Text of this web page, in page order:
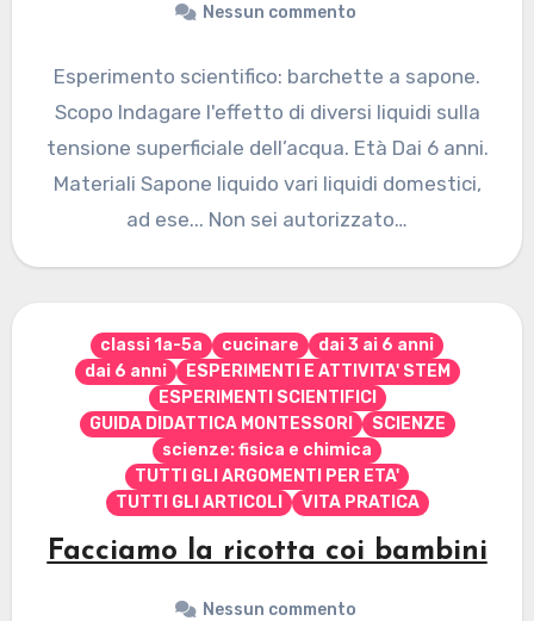
Nessun commento
Esperimento scientifico: barchette a sapone.
Scopo Indagare l'effetto di diversi liquidi sulla
tensione superficiale dell’acqua. Età Dai 6 anni.
Materiali Sapone liquido vari liquidi domestici,
ad ese... Non sei autorizzato…
classi 1a-5a cucinare
dai 3 ai 6 anni
dai 6 anni
ESPERIMENTI E ATTIVITA' STEM
ESPERIMENTI SCIENTIFICI
GUIDA DIDATTICA MONTESSORI
SCIENZE
scienze: fisica e chimica
TUTTI GLI ARGOMENTI PER ETA'
TUTTI GLI ARTICOLI
VITA PRATICA
Facciamo la ricotta coi bambini
Nessun commento